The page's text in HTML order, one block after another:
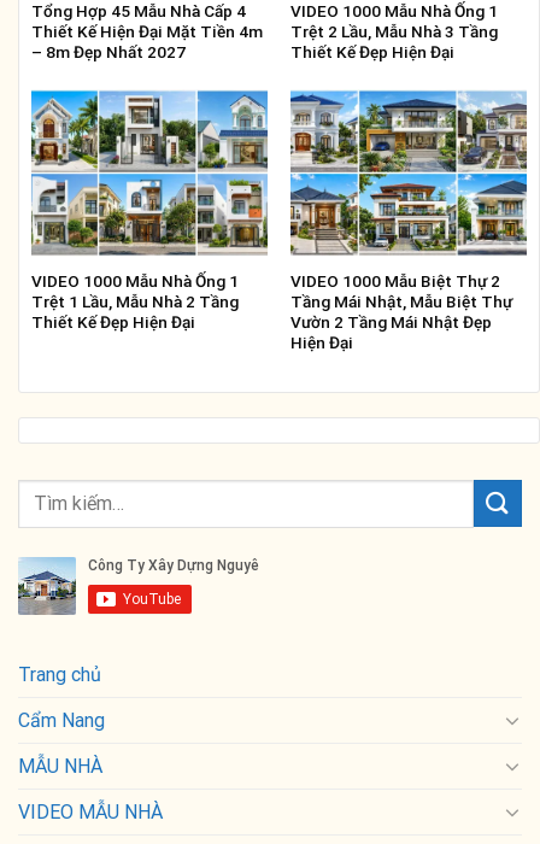
Tổng Hợp 45 Mẫu Nhà Cấp 4
Thiết Kế Hiện Đại Mặt Tiền 4m
– 8m Đẹp Nhất 2027
VIDEO 1000 Mẫu Nhà Ống 1
Trệt 2 Lầu, Mẫu Nhà 3 Tầng
Thiết Kế Đẹp Hiện Đại
VIDEO 1000 Mẫu Nhà Ống 1
Trệt 1 Lầu, Mẫu Nhà 2 Tầng
Thiết Kế Đẹp Hiện Đại
VIDEO 1000 Mẫu Biệt Thự 2
Tầng Mái Nhật, Mẫu Biệt Thự
Vườn 2 Tầng Mái Nhật Đẹp
Hiện Đại
Trang chủ
Cẩm Nang
MẪU NHÀ
VIDEO MẪU NHÀ